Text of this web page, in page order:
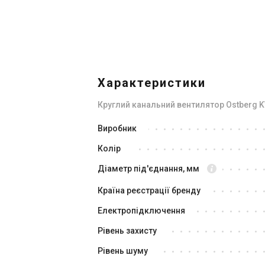
KVFU 160 B1
12 438 грн
Характеристики
Круглий канальний вентилятор Ostberg
Виробник
Колір
Діаметр під'єднання, мм
Країна реєстрації бренду
Електропідключення
Рівень захисту
Рівень шуму